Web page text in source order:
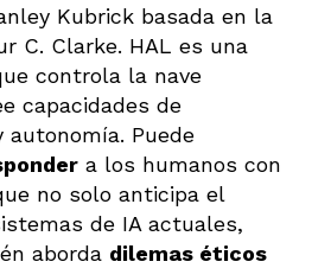
Kubrick basada en la
C. Clarke. HAL es una
controla la nave
capacidades de
autonomía. Puede
a los humanos con
no solo anticipa el
de IA actuales,
aborda dilemas éticos